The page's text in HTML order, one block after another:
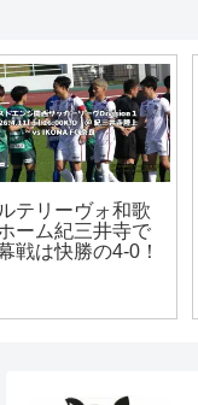
ルテリーヴォ和歌
第2節vs おこ
京都AC(210425)